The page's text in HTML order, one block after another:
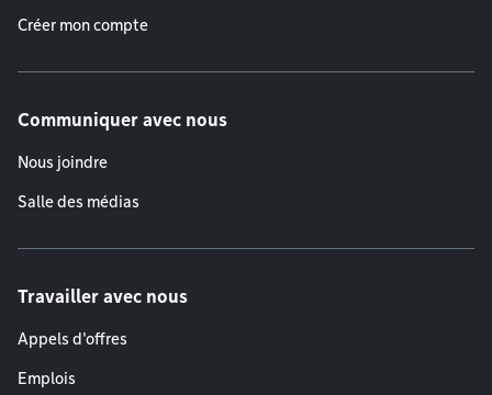
Créer mon compte
Communiquer avec nous
Nous joindre
Salle des médias
Travailler avec nous
Appels d'offres
Emplois